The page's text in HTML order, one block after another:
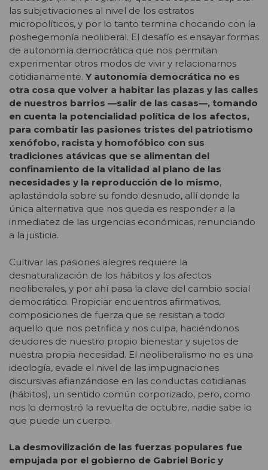
las subjetivaciones al nivel de los estratos
micropolíticos, y por lo tanto termina chocando con la
poshegemonía neoliberal. El desafío es ensayar formas
de autonomía democrática que nos permitan
experimentar otros modos de vivir y relacionarnos
cotidianamente. Y autonomía democrática no es
otra cosa que volver a habitar las plazas y las calles
de nuestros barrios —salir de las casas—, tomando
en cuenta la potencialidad política de los afectos,
para combatir las pasiones tristes del patriotismo
xenófobo, racista y homofóbico con sus
tradiciones atávicas que se alimentan del
confinamiento de la vitalidad al plano de las
necesidades y la reproducción de lo mismo,
aplastándola sobre su fondo desnudo, allí donde la
única alternativa que nos queda es responder a la
inmediatez de las urgencias económicas, renunciando
a la justicia.
Cultivar las pasiones alegres requiere la
desnaturalización de los hábitos y los afectos
neoliberales, y por ahí pasa la clave del cambio social
democrático. Propiciar encuentros afirmativos,
composiciones de fuerza que se resistan a todo
aquello que nos petrifica y nos culpa, haciéndonos
deudores de nuestro propio bienestar y sujetos de
nuestra propia necesidad. El neoliberalismo no es una
ideología, evade el nivel de las impugnaciones
discursivas afianzándose en las conductas cotidianas
(hábitos), un sentido común corporizado, pero, como
nos lo demostró la revuelta de octubre, nadie sabe lo
que puede un cuerpo.
La desmovilización de las fuerzas populares fue
empujada por el gobierno de Gabriel Boric y